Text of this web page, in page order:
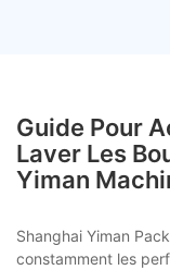
Guide Pour
Laver Les
Yiman
Shanghai Yiman
constamment les